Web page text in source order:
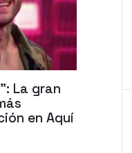
La gran
en Aquí